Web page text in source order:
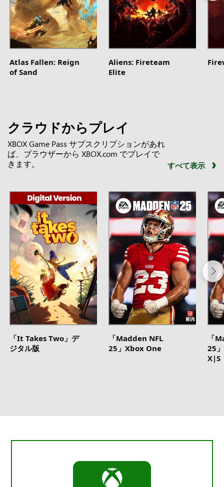
Atlas Fallen: Reign
of Sand
Aliens: Fireteam
Elite
クラウドからプレイ
XBOX Game Pass サブスクリプションがあれ
ば、ブラウザーから XBOX.com でプレイで
きます。
すべて表示
「It Takes Two」デ
ジタル版
「Madden NFL
25」Xbox One
「
25
X|S